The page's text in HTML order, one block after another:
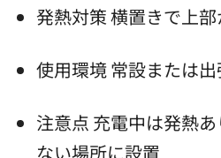
発熱対策 横置きで上
使用環境 常設または
注意点 充電中は発熱
ない場所に設置